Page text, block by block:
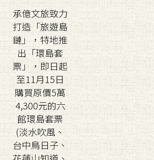
承億文旅致力
打造「旅遊島
鏈」，特地推
出「環島套
票」，即日起
至11月15日
購買原價5萬
4,300元的六
館環島套票
(淡水吹風、
台中鳥日子、